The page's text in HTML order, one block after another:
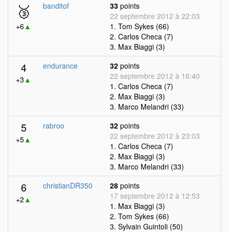
🥉
+6▲
banditof 33 points
22 septembre 2012 à 22:03
1. Tom Sykes (66)
2. Carlos Checa (7)
3. Max Biaggi (3)
4
+3 ▲
endurance 32 points
22 septembre 2012 à 16:40
1. Carlos Checa (7)
2. Max Biaggi (3)
3. Marco Melandri (33)
5
+5▲
rabroo 32 points
22 septembre 2012 à 23:03
1. Carlos Checa (7)
2. Max Biaggi (3)
3. Marco Melandri (33)
6
+2 ▲
christianDR350 28 points
17 septembre 2012 à 12:53
1. Max Biaggi (3)
2. Tom Sykes (66)
3. Sylvain Guintoli (50)